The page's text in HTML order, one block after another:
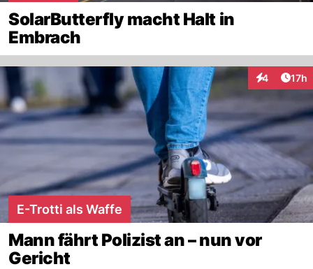
SolarButterfly macht Halt in
Embrach
4 17h
E-Trotti als Waffe
Mann fährt Polizist an – nun vor
Gericht